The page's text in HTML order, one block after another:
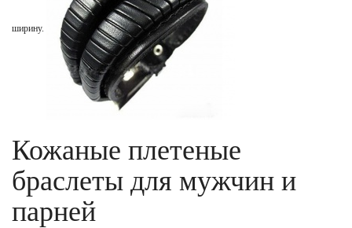
ширину.
Кожаные плетеные
браслеты для мужчин и
парней